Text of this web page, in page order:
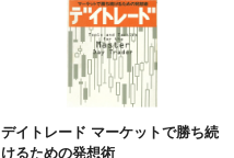
デイトレード マーケットで勝ち続
けるための発想術